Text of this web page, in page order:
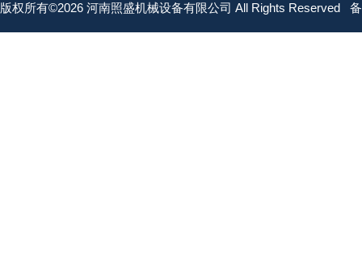
版权所有©2026 河南照盛机械设备有限公司 All Rights Reserved